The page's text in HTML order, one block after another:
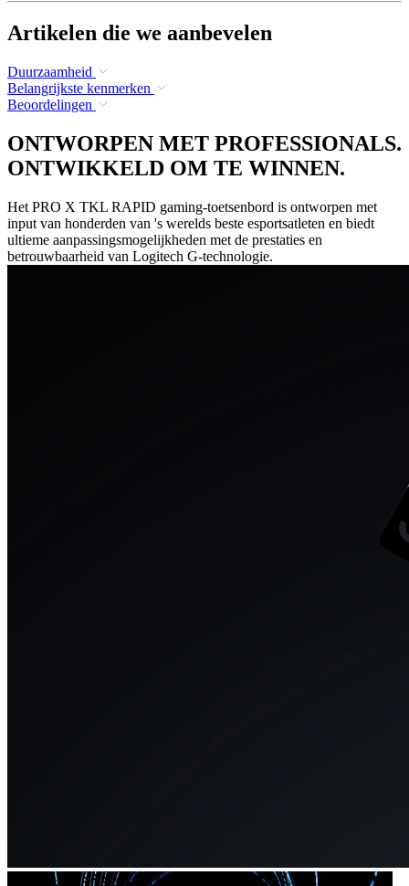
Artikelen die we aanbevelen
Duurzaamheid
Belangrijkste kenmerken
Beoordelingen
ONTWORPEN MET PROFESSIONALS.
ONTWIKKELD OM TE WINNEN.
Het PRO X TKL RAPID gaming-toetsenbord is ontworpen met
input van honderden van 's werelds beste esportsatleten en biedt
ultieme aanpassingsmogelijkheden met de prestaties en
betrouwbaarheid van Logitech G-technologie.